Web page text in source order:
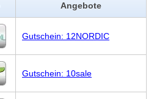
Angebote
Gutschein: 12NORDIC
Gutschein: 10sale